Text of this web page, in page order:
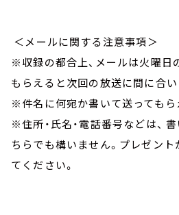
＜メールに関する注意事項＞
※収録の都合上、メールは火曜日
もらえると次回の放送に間に合い
※件名に何宛か書いて送ってもら
※住所・氏名・電話番号などは、
ちらでも構いません。プレゼン
てください。